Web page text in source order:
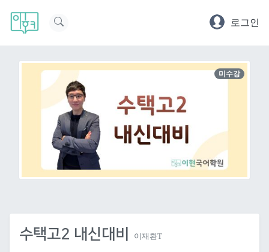
로그인
미수강
수택고2 내신대비 이재환T